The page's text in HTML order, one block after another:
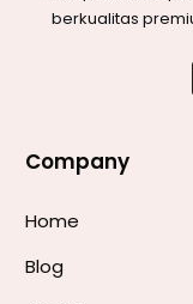
berkualitas
Company
Home
Blog